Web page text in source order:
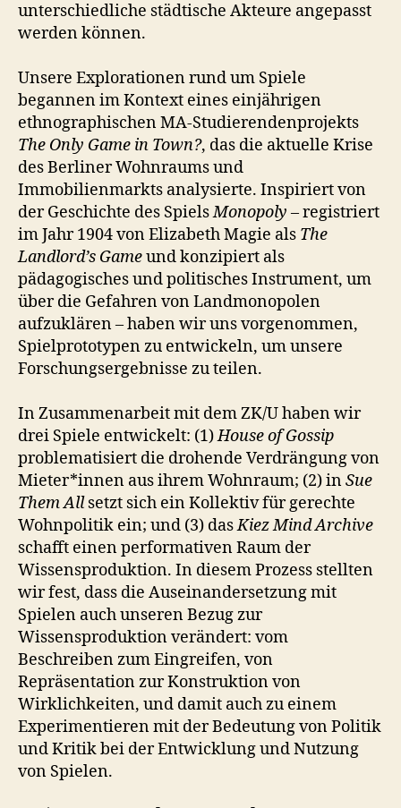
unterschiedliche städtische Akteure angepasst
werden können.
Unsere Explorationen rund um Spiele
begannen im Kontext eines einjährigen
ethnographischen MA-Studierendenprojekts
The Only Game in Town?, das die aktuelle Krise
des Berliner Wohnraums und
Immobilienmarkts analysierte. Inspiriert von
der Geschichte des SpielsMonopoly – registriert
im Jahr 1904 von Elizabeth Magie als The
Landlord’s Gameund konzipiert als
pädagogisches und politisches Instrument, um
über die Gefahren von Landmonopolen
aufzuklären – haben wir uns vorgenommen,
Spielprototypen zu entwickeln, um unsere
Forschungsergebnisse zu teilen.
In Zusammenarbeit mit dem ZK/U haben wir
drei Spiele entwickelt: (1)House of Gossip
problematisiert die drohende Verdrängung von
Mieter*innen aus ihrem Wohnraum; (2) inSue
Them Allsetzt sich ein Kollektiv für gerechte
Wohnpolitik ein; und (3) dasKiez Mind Archive
schafft einen performativen Raum der
Wissensproduktion. In diesem Prozess stellten
wir fest, dass die Auseinandersetzung mit
Spielen auch unseren Bezug zur
Wissensproduktion verändert: vom
Beschreiben zum Eingreifen, von
Repräsentation zur Konstruktion von
Wirklichkeiten, und damit auch zu einem
Experimentieren mit der Bedeutung von Politik
und Kritik bei der Entwicklung und Nutzung
von Spielen.